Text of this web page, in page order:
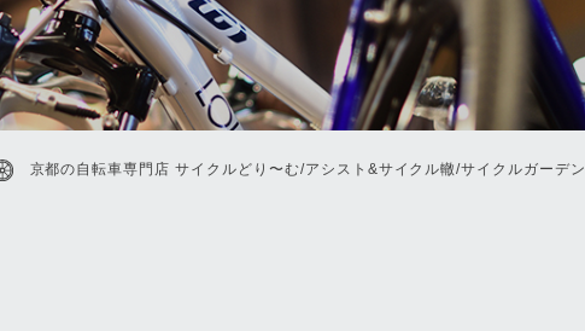
京都の自転車専門店 サイクルどり〜む/アシスト&サイクル轍/サイクルガーデン